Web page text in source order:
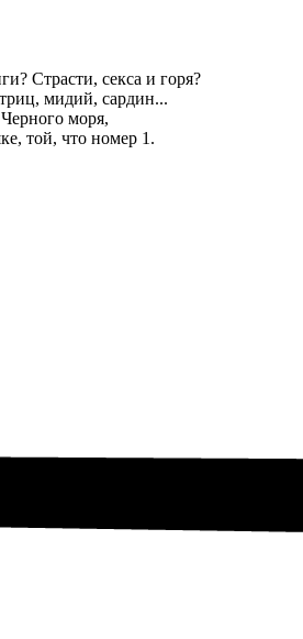
Страсти, секса и горя?
мидий, сардин...
моря,
той, что номер 1.